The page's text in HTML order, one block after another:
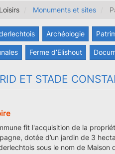
Loisirs Monuments et sites
Archéologie
Ferme d’Elishout
ET STADE
fit l'acquisition de la
dotée d’un jardin de 3
sous le nom de Maison